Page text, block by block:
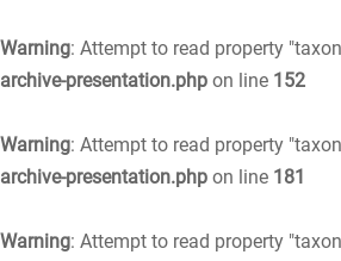
Warning: Attempt to read property
archive-presentation.php on line 152
Warning: Attempt to read property
archive-presentation.php on line 181
Warning: Attempt to read property